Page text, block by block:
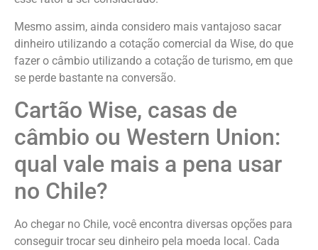
Mesmo assim, ainda considero mais vantajoso sacar
dinheiro utilizando a cotação comercial da Wise, do que
fazer o câmbio utilizando a cotação de turismo, em que
se perde bastante na conversão.
Cartão Wise, casas de
câmbio ou Western Union:
qual vale mais a pena usar
no Chile?
Ao chegar no Chile, você encontra diversas opções para
conseguir trocar seu dinheiro pela moeda local. Cada